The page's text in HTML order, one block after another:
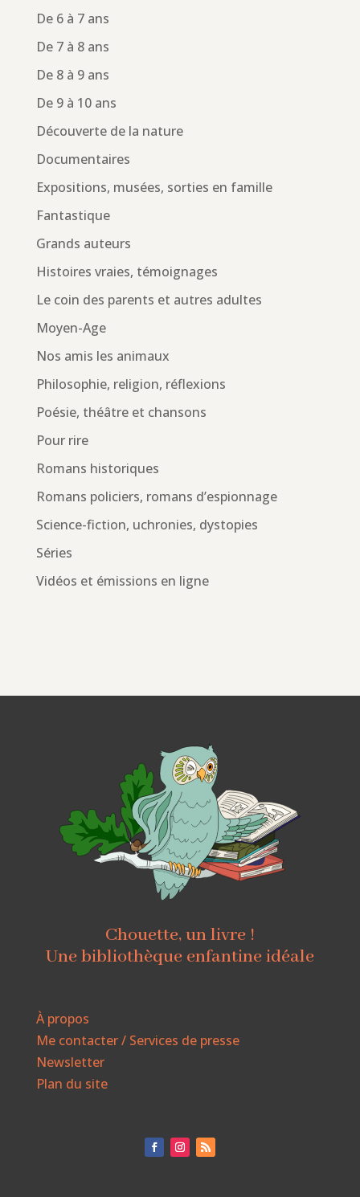
De 6 à 7 ans
De 7 à 8 ans
De 8 à 9 ans
De 9 à 10 ans
Découverte de la nature
Documentaires
Expositions, musées, sorties en famille
Fantastique
Grands auteurs
Histoires vraies, témoignages
Le coin des parents et autres adultes
Moyen-Age
Nos amis les animaux
Philosophie, religion, réflexions
Poésie, théâtre et chansons
Pour rire
Romans historiques
Romans policiers, romans d’espionnage
Science-fiction, uchronies, dystopies
Séries
Vidéos et émissions en ligne
Chouette, un livre !
Une bibliothèque enfantine idéale
À propos
Me contacter / Services de presse
Newsletter
Plan du site